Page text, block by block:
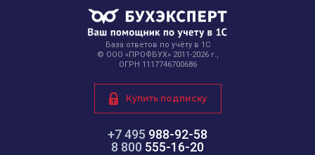
База ответов по учёту в 1С
© ООО «ПРОФБУХ» 2011-2026 г.,
ОГРН 1117746700686
+7 495 988-92-58
8 800 555-16-20
Купить подписку